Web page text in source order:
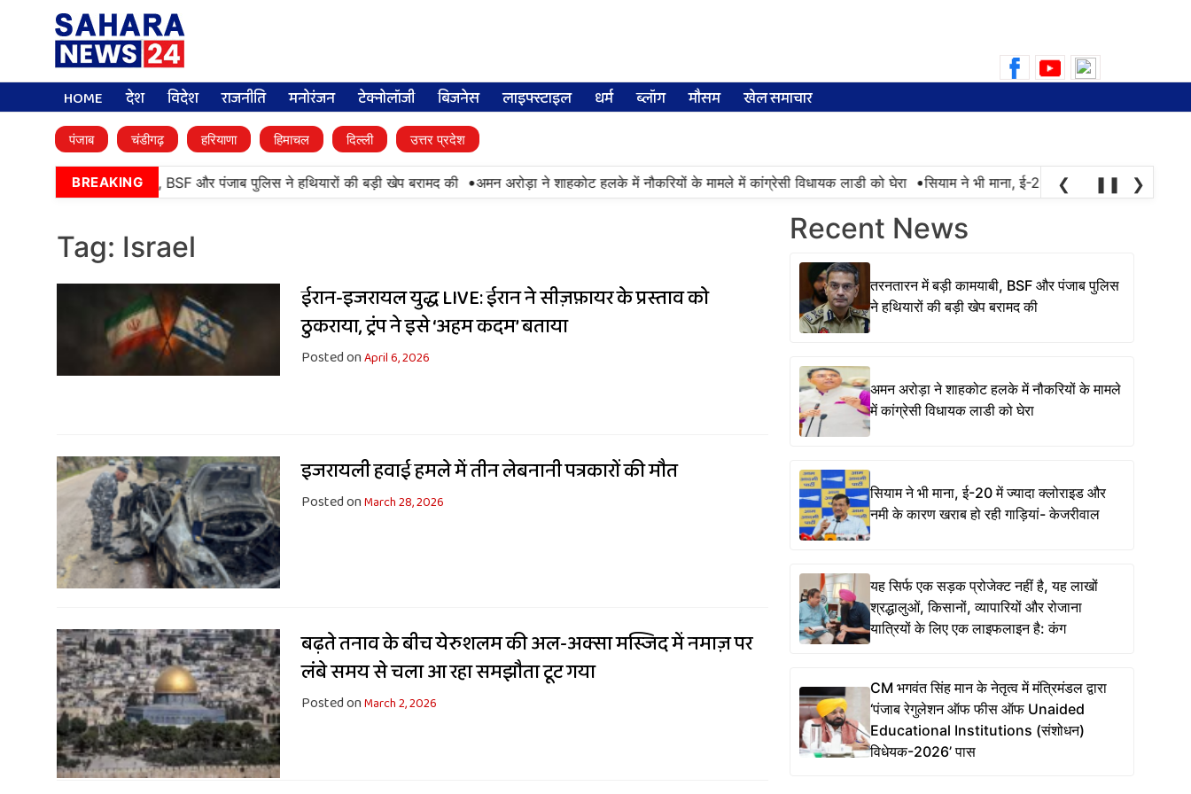
for:
HOME देश विदेश राजनीति मनोरंजन टेक्नोलॉजी बिजनेस लाइफ्स्टाइल धर्म ब्लॉग मौसम खेल समाचार
पंजाब चंडीगढ़ हरियाणा हिमाचल दिल्ली उत्तर प्रदेश
BREAKING
तरनतारन में बड़ी कामयाबी, BSF और पंजाब पुलिस ने हथियारों की बड़ी खेप बरामद की अमन अरोड़ा ने शाहकोट हलके में नौकरियों के मामले में कांग्रेसी विधायक लाडी को घेरा सियाम ने भी माना, ई-20 में ज्यादा क्लोराइड और
❮ ❚❚ ❯
Tag: Israel
ईरान-इजरायल युद्ध LIVE: ईरान ने सीज़फ़ायर के प्रस्ताव को
ठुकराया, ट्रंप ने इसे ‘अहम कदम’ बताया
Posted onApril 6, 2026
इजरायली हवाई हमले में तीन लेबनानी पत्रकारों की मौत
Posted onMarch 28, 2026
बढ़ते तनाव के बीच येरुशलम की अल-अक्सा मस्जिद में नमाज़ पर
लंबे समय से चला आ रहा समझौता टूट गया
Posted onMarch 2, 2026
Recent News
तरनतारन में बड़ी कामयाबी, BSF और पंजाब पुलिस
ने हथियारों की बड़ी खेप बरामद की
अमन अरोड़ा ने शाहकोट हलके में नौकरियों के मामले
में कांग्रेसी विधायक लाडी को घेरा
सियाम ने भी माना, ई-20 में ज्यादा क्लोराइड और
नमी के कारण खराब हो रही गाड़ियां- केजरीवाल
यह सिर्फ एक सड़क प्रोजेक्ट नहीं है, यह लाखों
श्रद्धालुओं, किसानों, व्यापारियों और रोजाना
यात्रियों के लिए एक लाइफलाइन है: कंग
CM भगवंत सिंह मान के नेतृत्व में मंत्रिमंडल द्वारा
‘पंजाब रेगुलेशन ऑफ फीस ऑफ Unaided
Educational Institutions (संशोधन)
विधेयक-2026’ पास